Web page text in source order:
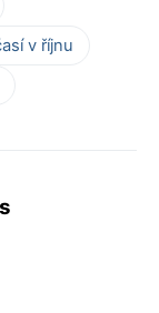
v říjnu